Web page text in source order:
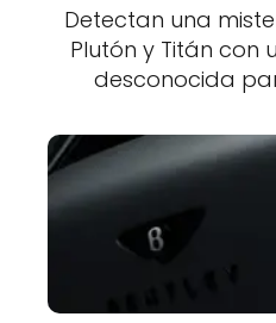
Detectan una
Plutón y Titán con
desconocida